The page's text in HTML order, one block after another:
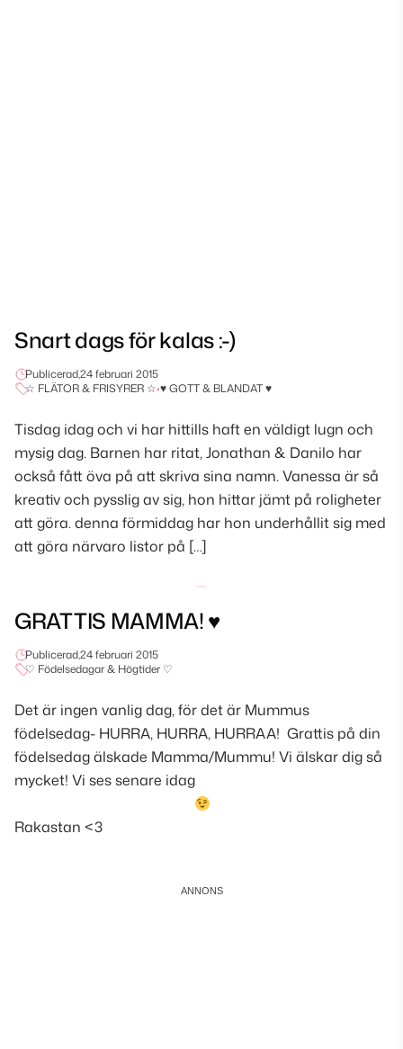
Snart dags för kalas :-)
Publicerad,24 februari 2015
☆ FLÄTOR & FRISYRER ☆•♥ GOTT & BLANDAT ♥
Tisdag idag och vi har hittills haft en väldigt lugn och
mysig dag. Barnen har ritat, Jonathan & Danilo har
också fått öva på att skriva sina namn. Vanessa är så
kreativ och pysslig av sig, hon hittar jämt på roligheter
att göra. denna förmiddag har hon underhållit sig med
att göra närvaro listor på […]
GRATTIS MAMMA! ♥
Publicerad,24 februari 2015
♡ Födelsedagar & Högtider ♡
Det är ingen vanlig dag, för det är Mummus
födelsedag- HURRA, HURRA, HURRAA! Grattis på din
födelsedag älskade Mamma/Mummu! Vi älskar dig så
mycket! Vi ses senare idag
Rakastan <3